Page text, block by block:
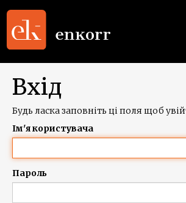
Вхід
Будь ласка заповніть ці поля щоб
Ім'я користувача
Пароль